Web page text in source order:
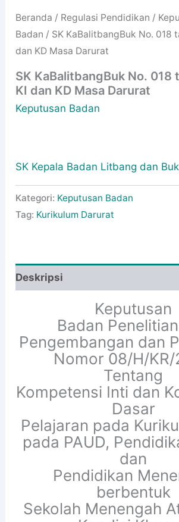
Beranda / Regulasi Pendidikan /
Badan / SK KaBalitbangBuk No. 018
dan KD Masa Darurat
SK KaBalitbangBuk No. 018
KI dan KD Masa Darurat
Keputusan Badan
SK Kepala Badan Litbang dan
Kategori: Keputusan Badan
Tag: Kurikulum Darurat
Deskripsi
Keputusan
Badan
Pengembangan dan
Nomor 08/H/
Tentang
Kompetensi Inti dan
Dasar
Pelajaran pada
pada PAUD,
dan
Pendidikan
berbentuk
Sekolah Menengah